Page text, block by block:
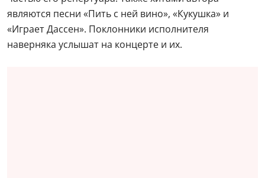
являются песни «Пить с ней вино», «Кукушка» и
«Играет Дассен». Поклонники исполнителя
наверняка услышат на концерте и их.